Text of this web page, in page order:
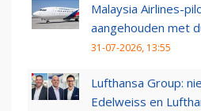
Malaysia Airlines-
aangehouden met
31-07-2026, 13:55
Lufthansa Group:
Edelweiss en